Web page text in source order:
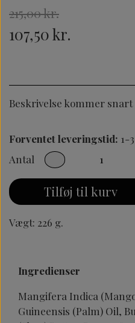
215,00 kr.
107,50 kr.
Beskrivelse kommer snart
Forventet leveringstid: 1-
Antal
Tilføj til kurv
Vægt: 226 g.
Ingredienser
Mangifera Indica
Guineensis (Palm) Oil,